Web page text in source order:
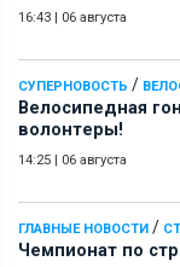
16:43 | 06 августа
СУПЕРНОВОСТЬ /
Велосипедная
волонтеры!
14:25 | 06 августа
ГЛАВНЫЕ НОВОСТИ /
Чемпионат по